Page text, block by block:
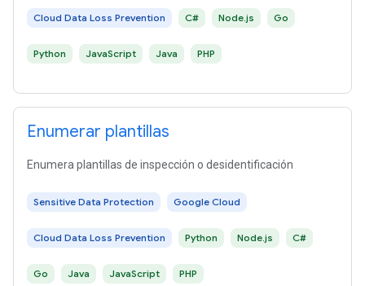
Cloud Data Loss Prevention C# Node.js Go
Python JavaScript Java PHP
Enumerar plantillas
Enumera plantillas de inspección o desidentificación
Sensitive Data Protection Google Cloud
Cloud Data Loss Prevention Python Node.js C#
Go Java JavaScript PHP